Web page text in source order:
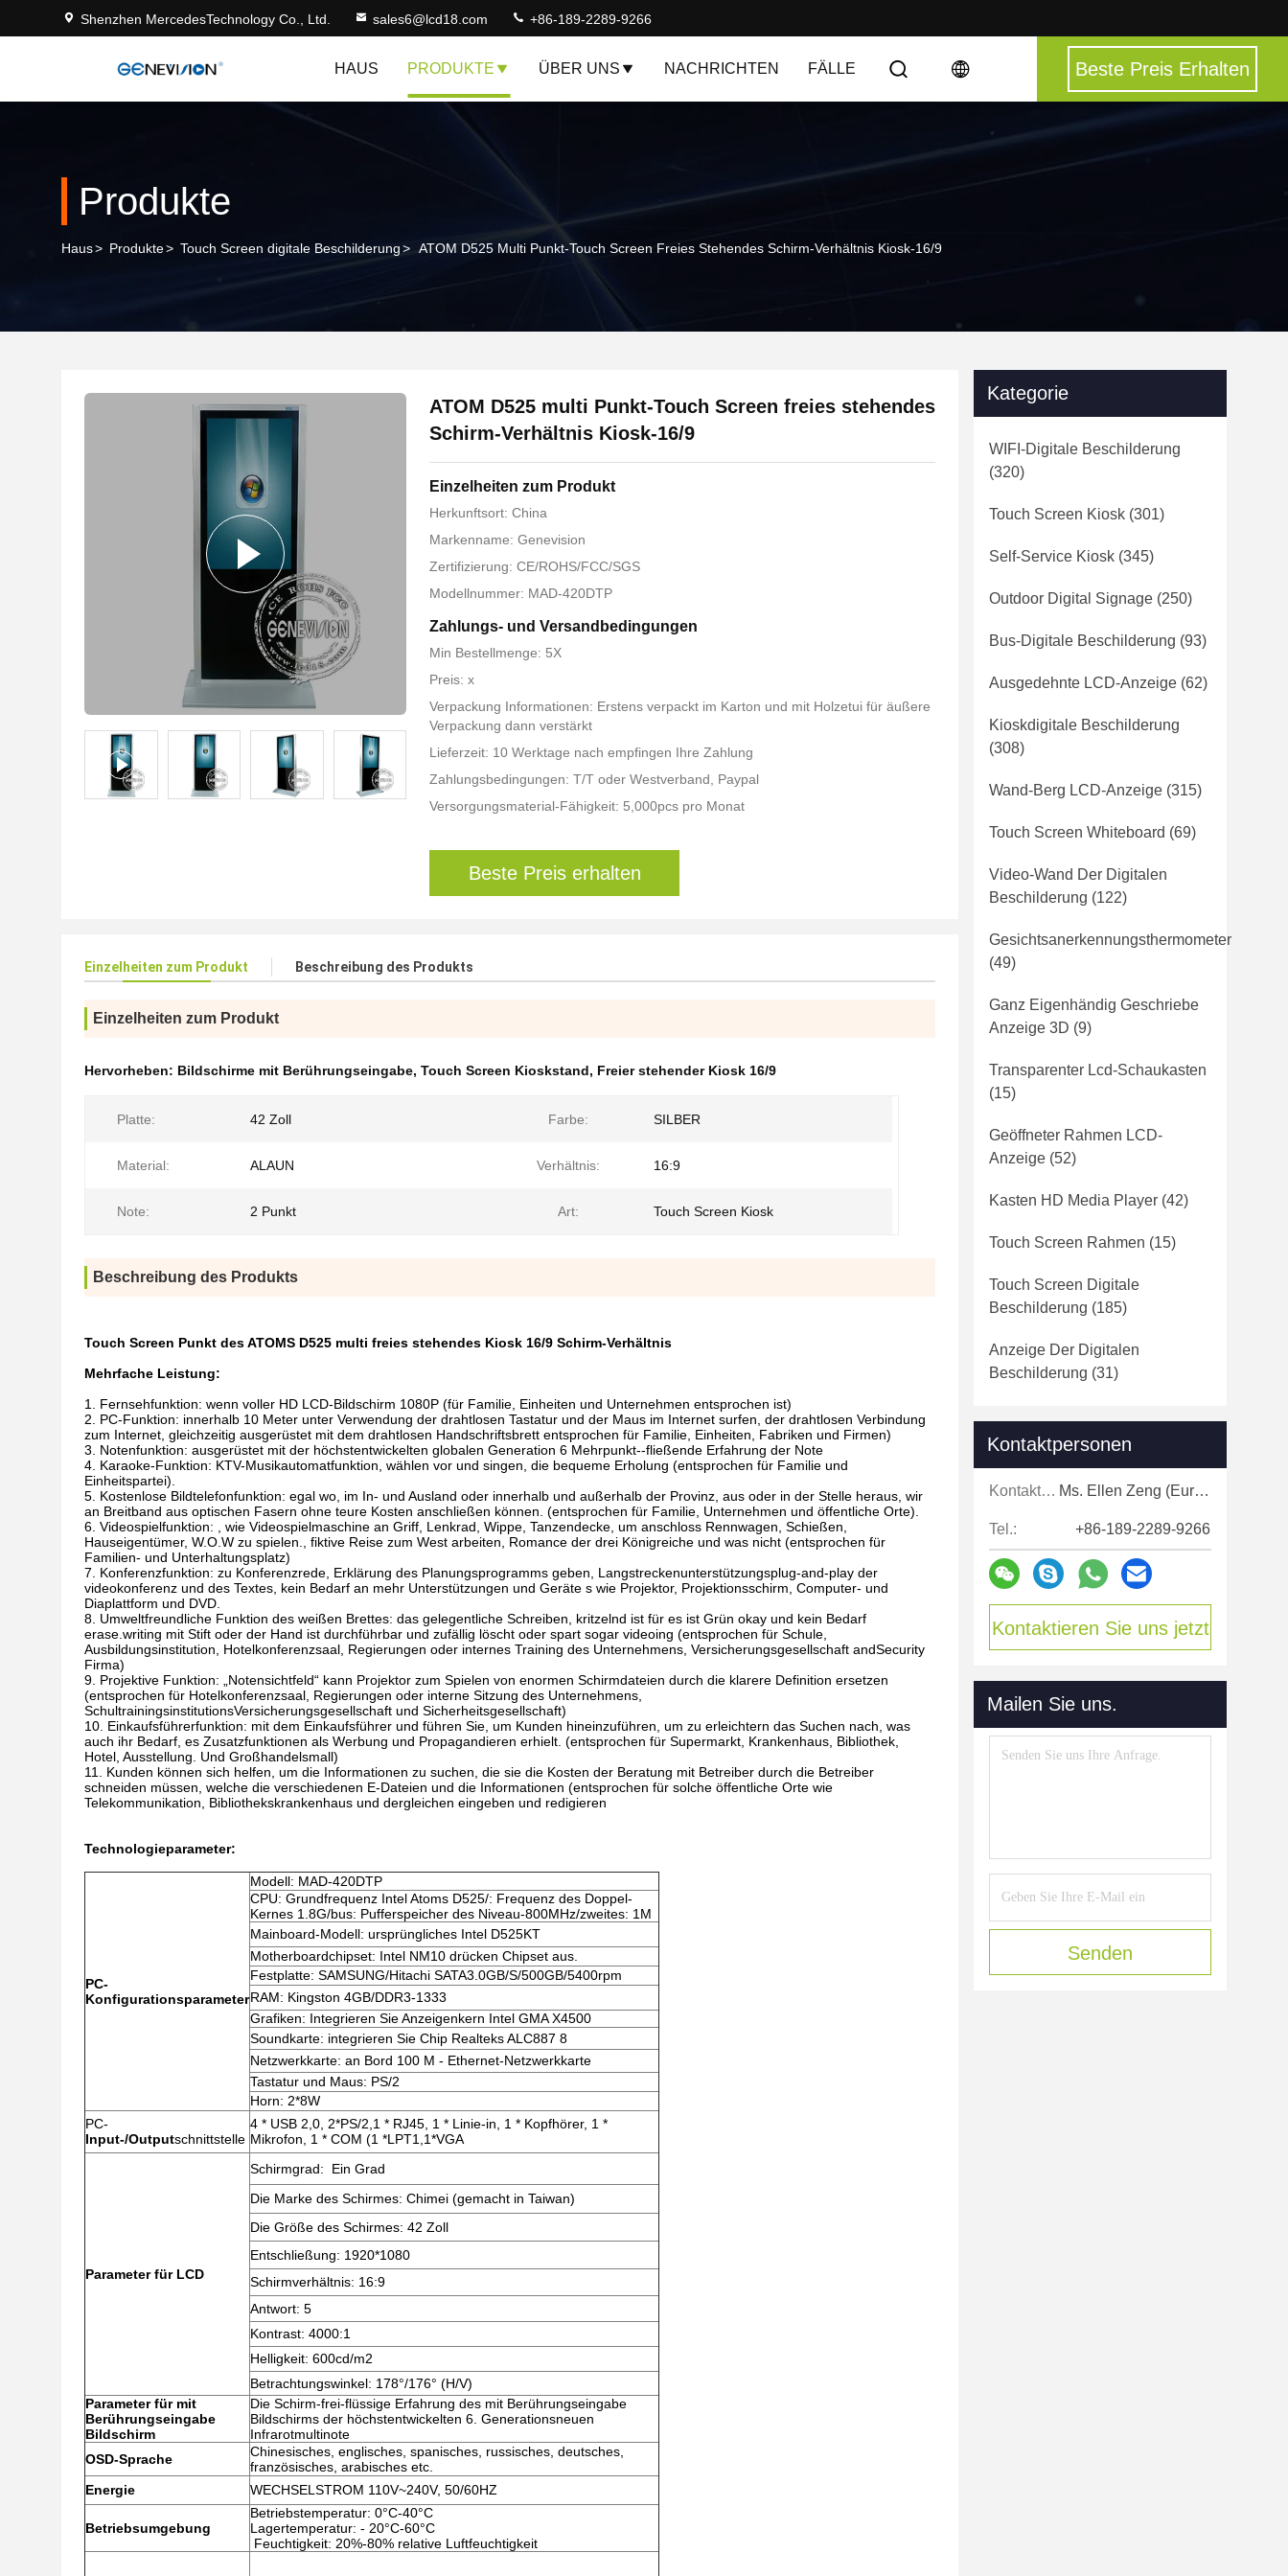
Shenzhen MercedesTechnology Co., Ltd. sales6@lcd18.com +86-189-2289-9266
HAUS PRODUKTE ÜBER UNS NACHRICHTEN FÄLLE Beste Preis Erhalten
Produkte
Haus> Produkte> Touch Screen digitale Beschilderung> ATOM D525 Multi Punkt-Touch Screen Freies Stehendes Schirm-Verhältnis Kiosk-16/9
ATOM D525 multi Punkt-Touch Screen freies stehendes
Schirm-Verhältnis Kiosk-16/9
Einzelheiten zum Produkt
Herkunftsort: China
Markenname: Genevision
Zertifizierung: CE/ROHS/FCC/SGS
Modellnummer: MAD-420DTP
Zahlungs- und Versandbedingungen
Min Bestellmenge: 5X
Preis: x
Verpackung Informationen: Erstens verpackt im Karton und mit Holzetui für äußere
Verpackung dann verstärkt
Lieferzeit: 10 Werktage nach empfingen Ihre Zahlung
Zahlungsbedingungen: T/T oder Westverband, Paypal
Versorgungsmaterial-Fähigkeit: 5,000pcs pro Monat
Beste Preis erhalten
Einzelheiten zum Produkt Beschreibung des Produkts
Einzelheiten zum Produkt
Hervorheben: Bildschirme mit Berührungseingabe, Touch Screen Kioskstand, Freier stehender Kiosk 16/9
Platte: 42 Zoll Farbe: SILBER
Material: ALAUN Verhältnis: 16:9
Note: 2 Punkt Art: Touch Screen Kiosk
Beschreibung des Produkts
Touch Screen Punkt des ATOMS D525 multi freies stehendes Kiosk 16/9 Schirm-Verhältnis
Mehrfache Leistung:
Fernsehfunktion: wenn voller HD LCD-Bildschirm 1080P (für Familie, Einheiten und Unternehmen entsprochen ist)
PC-Funktion: innerhalb 10 Meter unter Verwendung der drahtlosen Tastatur und der Maus im Internet surfen, der drahtlosen Verbindung
zum Internet, gleichzeitig ausgerüstet mit dem drahtlosen Handschriftsbrett entsprochen für Familie, Einheiten, Fabriken und Firmen)
Notenfunktion: ausgerüstet mit der höchstentwickelten globalen Generation 6 Mehrpunkt--fließende Erfahrung der Note
Karaoke-Funktion: KTV-Musikautomatfunktion, wählen vor und singen, die bequeme Erholung (entsprochen für Familie und
Einheitspartei).
Kostenlose Bildtelefonfunktion: egal wo, im In- und Ausland oder innerhalb und außerhalb der Provinz, aus oder in der Stelle heraus, wir
an Breitband aus optischen Fasern ohne teure Kosten anschließen können. (entsprochen für Familie, Unternehmen und öffentliche Orte).
Videospielfunktion: , wie Videospielmaschine an Griff, Lenkrad, Wippe, Tanzendecke, um anschloss Rennwagen, Schießen,
Hauseigentümer, W.O.W zu spielen., fiktive Reise zum West arbeiten, Romance der drei Königreiche und was nicht (entsprochen für
Familien- und Unterhaltungsplatz)
Konferenzfunktion: zu Konferenzrede, Erklärung des Planungsprogramms geben, Langstreckenunterstützungsplug-and-play der
videokonferenz und des Textes, kein Bedarf an mehr Unterstützungen und Geräte s wie Projektor, Projektionsschirm, Computer- und
Diaplattform und DVD.
Umweltfreundliche Funktion des weißen Brettes: das gelegentliche Schreiben, kritzelnd ist für es ist Grün okay und kein Bedarf
erase.writing mit Stift oder der Hand ist durchführbar und zufällig löscht oder spart sogar videoing (entsprochen für Schule,
Ausbildungsinstitution, Hotelkonferenzsaal, Regierungen oder internes Training des Unternehmens, Versicherungsgesellschaft andSecurity
Firma)
Projektive Funktion: „Notensichtfeld“ kann Projektor zum Spielen von enormen Schirmdateien durch die klarere Definition ersetzen
(entsprochen für Hotelkonferenzsaal, Regierungen oder interne Sitzung des Unternehmens,
SchultrainingsinstitutionsVersicherungsgesellschaft und Sicherheitsgesellschaft)
Einkaufsführerfunktion: mit dem Einkaufsführer und führen Sie, um Kunden hineinzuführen, um zu erleichtern das Suchen nach, was
auch ihr Bedarf, es Zusatzfunktionen als Werbung und Propagandieren erhielt. (entsprochen für Supermarkt, Krankenhaus, Bibliothek,
Hotel, Ausstellung. Und Großhandelsmall)
Kunden können sich helfen, um die Informationen zu suchen, die sie die Kosten der Beratung mit Betreiber durch die Betreiber
schneiden müssen, welche die verschiedenen E-Dateien und die Informationen (entsprochen für solche öffentliche Orte wie
Telekommunikation, Bibliothekskrankenhaus und dergleichen eingeben und redigieren
Technologieparameter:
PC-
Konfigurationsparameter
Modell: MAD-420DTP
CPU: Grundfrequenz Intel Atoms D525/: Frequenz des Doppel-
Kernes 1.8G/bus: Pufferspeicher des Niveau-800MHz/zweites: 1M
Mainboard-Modell: ursprüngliches Intel D525KT
Motherboardchipset: Intel NM10 drücken Chipset aus.
Festplatte: SAMSUNG/Hitachi SATA3.0GB/S/500GB/5400rpm
RAM: Kingston 4GB/DDR3-1333
Grafiken: Integrieren Sie Anzeigenkern Intel GMA X4500
Soundkarte: integrieren Sie Chip Realteks ALC887 8
Netzwerkkarte: an Bord 100 M - Ethernet-Netzwerkkarte
Tastatur und Maus: PS/2
Horn: 2*8W
PC-
Input-/Outputschnittstelle
4 * USB 2,0, 2*PS/2,1 * RJ45, 1 * Linie-in, 1 * Kopfhörer, 1 *
Mikrofon, 1 * COM (1 *LPT1,1*VGA
Parameter für LCD
Schirmgrad: Ein Grad
Die Marke des Schirmes: Chimei (gemacht in Taiwan)
Die Größe des Schirmes: 42 Zoll
Entschließung: 1920*1080
Schirmverhältnis: 16:9
Antwort: 5
Kontrast: 4000:1
Helligkeit: 600cd/m2
Betrachtungswinkel: 178°/176° (H/V)
Parameter für mit
Berührungseingabe
Bildschirm
Die Schirm-frei-flüssige Erfahrung des mit Berührungseingabe
Bildschirms der höchstentwickelten 6. Generationsneuen
Infrarotmultinote
OSD-Sprache
Chinesisches, englisches, spanisches, russisches, deutsches,
französisches, arabisches etc.
Energie
WECHSELSTROM 110V~240V, 50/60HZ
Betriebsumgebung
Betriebstemperatur: 0°C-40°C
Lagertemperatur: - 20°C-60°C
Feuchtigkeit: 20%-80% relative Luftfeuchtigkeit
Kategorie
WIFI-Digitale Beschilderung
(320)
Touch Screen Kiosk (301)
Self-Service Kiosk (345)
Outdoor Digital Signage (250)
Bus-Digitale Beschilderung (93)
Ausgedehnte LCD-Anzeige (62)
Kioskdigitale Beschilderung
(308)
Wand-Berg LCD-Anzeige (315)
Touch Screen Whiteboard (69)
Video-Wand Der Digitalen
Beschilderung (122)
Gesichtsanerkennungsthermometer
(49)
Ganz Eigenhändig Geschriebe
Anzeige 3D (9)
Transparenter Lcd-Schaukasten
(15)
Geöffneter Rahmen LCD-
Anzeige (52)
Kasten HD Media Player (42)
Touch Screen Rahmen (15)
Touch Screen Digitale
Beschilderung (185)
Anzeige Der Digitalen
Beschilderung (31)
Kontaktpersonen
Kontaktpersonen: Ms. Ellen Zeng (Europe, North and Shouth America)
Tel.: +86-189-2289-9266
Kontaktieren Sie uns jetzt
Mailen Sie uns.
Senden